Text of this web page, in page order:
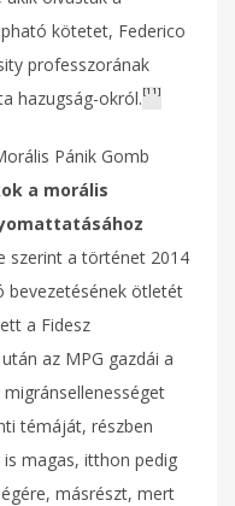
kötetet, Federico
professzorának
hazugság-okról. [11]
Pánik Gomb
a morális
szerint a történet 2014
bevezetésének ötletét
a Fidesz
az MPG gazdái a
témáját, részben
magas, itthon pedig
másrészt, mert